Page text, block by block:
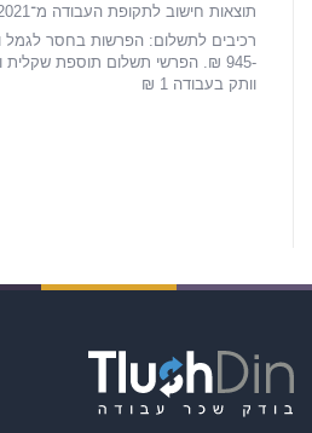
תוצאות חישוב לתקופת העבודה מ־07/2021 עד 05/2023
רכיבים לתשלום: הפרשות בחסר לגמל
וותק בעבודה 1 ₪